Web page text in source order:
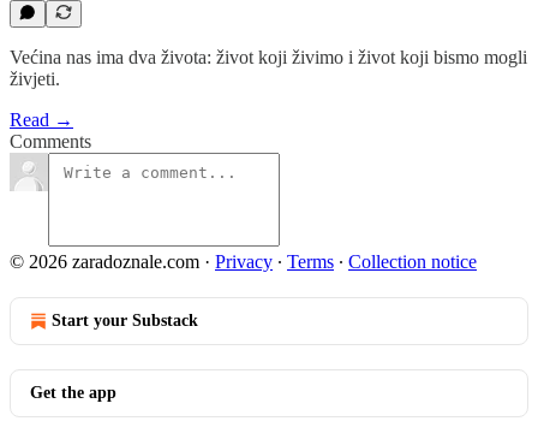
Većina nas ima dva života: život koji živimo i život koji bismo mogli
živjeti.
Read →
Comments
© 2026 zaradoznale.com · Privacy ∙ Terms ∙ Collection notice
Start your Substack
Get the app